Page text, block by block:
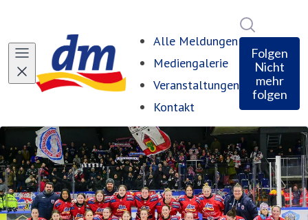
Alle Meldungen
Mediengalerie
Veranstaltungen
Kontakt
Folgen
Nicht
mehr
folgen